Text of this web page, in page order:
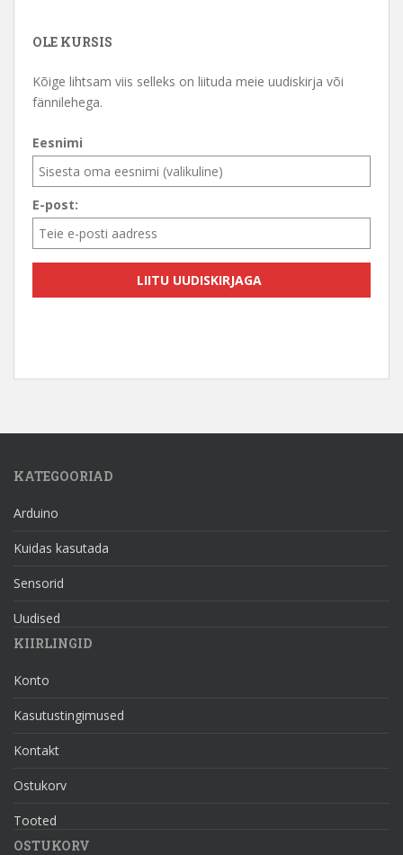
OLE KURSIS
Kõige lihtsam viis selleks on liituda meie uudiskirja või
fännilehega.
Eesnimi
E-post:
KATEGOORIAD
Arduino
Kuidas kasutada
Sensorid
Uudised
KIIRLINGID
Konto
Kasutustingimused
Kontakt
Ostukorv
Tooted
OSTUKORV